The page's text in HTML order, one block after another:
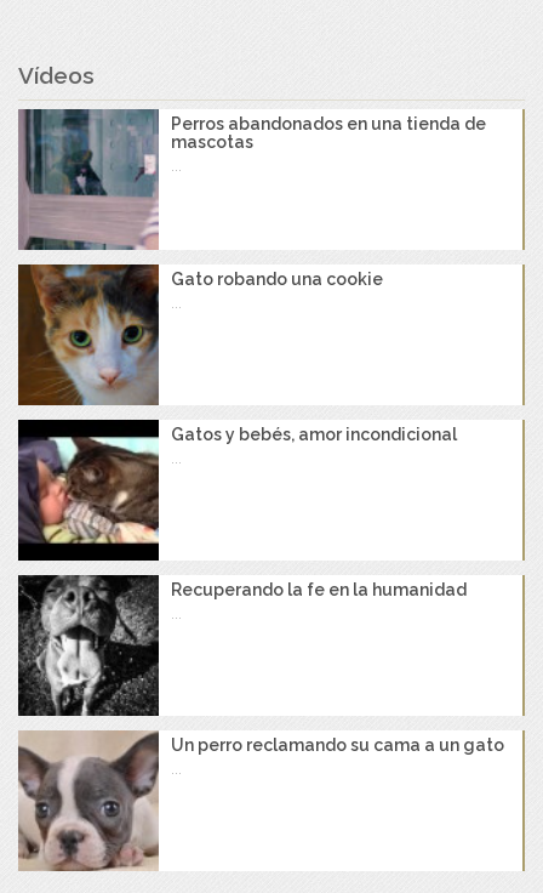
Vídeos
Perros abandonados en una tienda de
mascotas
...
Gato robando una cookie
...
Gatos y bebés, amor incondicional
...
Recuperando la fe en la humanidad
...
Un perro reclamando su cama a un gato
...